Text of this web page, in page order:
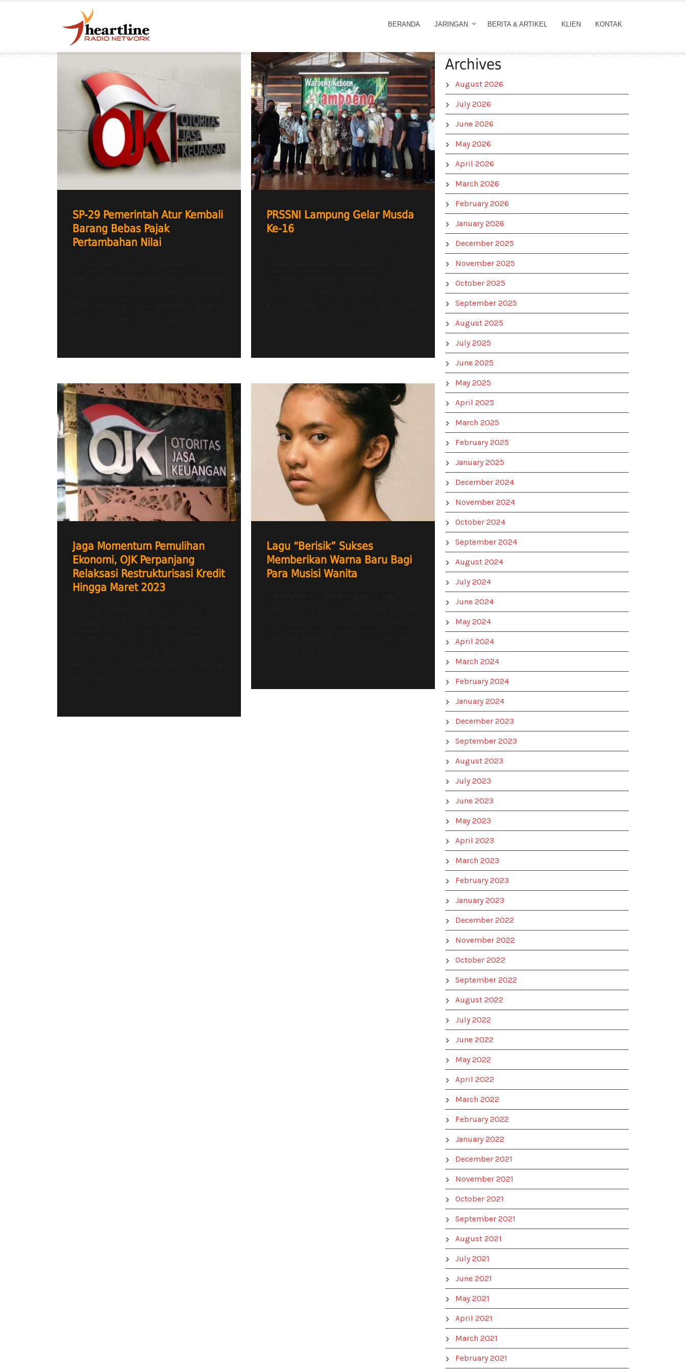
BERANDA JARINGAN BERITA & ARTIKEL KLIEN KONTAK
SP-29 Pemerintah Atur Kembali
Barang Bebas Pajak
Pertambahan Nilai
PRSSNI Lampung Gelar Musda
Ke-16
Jaga Momentum Pemulihan
Ekonomi, OJK Perpanjang
Relaksasi Restrukturisasi Kredit
Hingga Maret 2023
Lagu “Berisik” Sukses
Memberikan Warna Baru Bagi
Para Musisi Wanita
Archives
August 2026
July 2026
June 2026
May 2026
April 2026
March 2026
February 2026
January 2026
December 2025
November 2025
October 2025
September 2025
August 2025
July 2025
June 2025
May 2025
April 2025
March 2025
February 2025
January 2025
December 2024
November 2024
October 2024
September 2024
August 2024
July 2024
June 2024
May 2024
April 2024
March 2024
February 2024
January 2024
December 2023
September 2023
August 2023
July 2023
June 2023
May 2023
April 2023
March 2023
February 2023
January 2023
December 2022
November 2022
October 2022
September 2022
August 2022
July 2022
June 2022
May 2022
April 2022
March 2022
February 2022
January 2022
December 2021
November 2021
October 2021
September 2021
August 2021
July 2021
June 2021
May 2021
April 2021
March 2021
February 2021